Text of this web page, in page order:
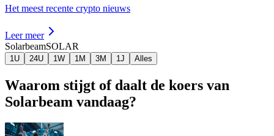
Het meest recente crypto nieuws
Leer meer
SolarbeamSOLAR
1U 24U 1W 1M 3M 1J Alles
Waarom stijgt of daalt de koers van
Solarbeam vandaag?